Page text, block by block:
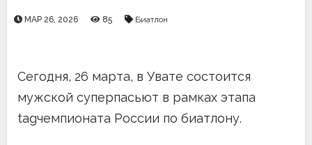
МАР 26, 2026 85 Биатлон
Сегодня, 26 марта, в Увате состоится
мужской суперпасьют в рамках этапа
tagчемпионата России по биатлону.